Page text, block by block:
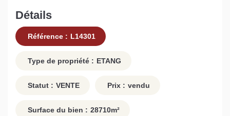
Détails
Référence : L14301
Type de propriété : ETANG
Statut : VENTE Prix : vendu
Surface du bien : 28710m²